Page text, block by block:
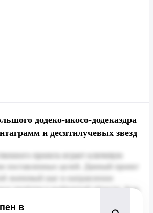
додеко-икосо-додекаэдра
и десятилучевых звезд
в